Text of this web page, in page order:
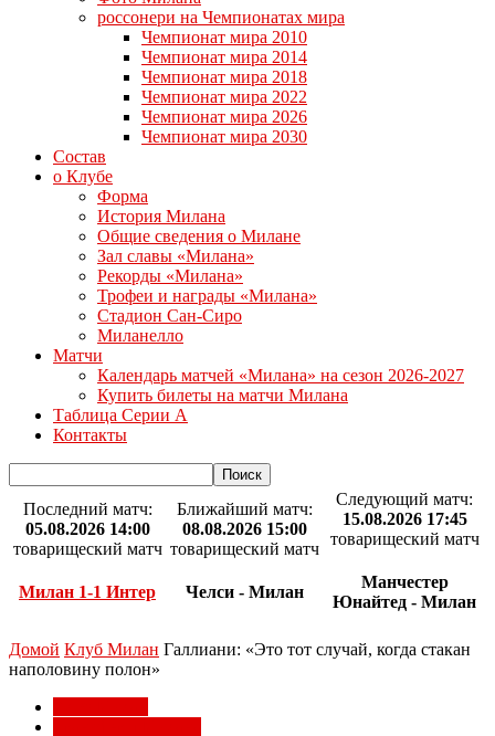
россонери на Чемпионатах мира
Чемпионат мира 2010
Чемпионат мира 2014
Чемпионат мира 2018
Чемпионат мира 2022
Чемпионат мира 2026
Чемпионат мира 2030
Состав
о Клубе
Форма
История Милана
Общие сведения о Милане
Зал славы «Милана»
Рекорды «Милана»
Трофеи и награды «Милана»
Стадион Сан-Сиро
Миланелло
Матчи
Календарь матчей «Милана» на сезон 2026-2027
Купить билеты на матчи Милана
Таблица Серии А
Контакты
Последний матч:
05.08.2026 14:00
товарищеский матч
Милан 1-1 Интер
Ближайший матч:
08.08.2026 15:00
товарищеский матч
Челси - Милан
Следующий матч:
15.08.2026 17:45
товарищеский матч
Манчестер
Юнайтед - Милан
Домой Клуб Милан Галлиани: «Это тот случай, когда стакан
наполовину полон»